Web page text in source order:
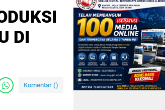
DI
Komentar ()